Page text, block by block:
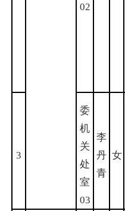
02
3
委
机
关
处
室
03
李
丹
青
女